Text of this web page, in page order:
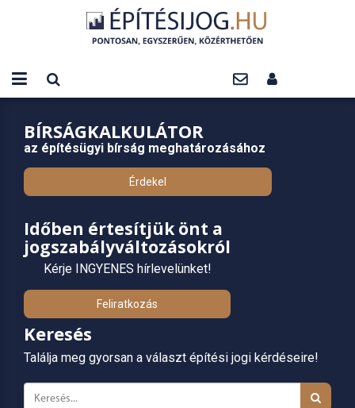
BÍRSÁGKALKULÁTOR
az építésügyi bírság meghatározásához
Érdekel
Időben értesítjük önt a
jogszabályváltozásokról
Kérje INGYENES hírlevelünket!
Feliratkozás
Keresés
Találja meg gyorsan a választ építési jogi kérdéseire!